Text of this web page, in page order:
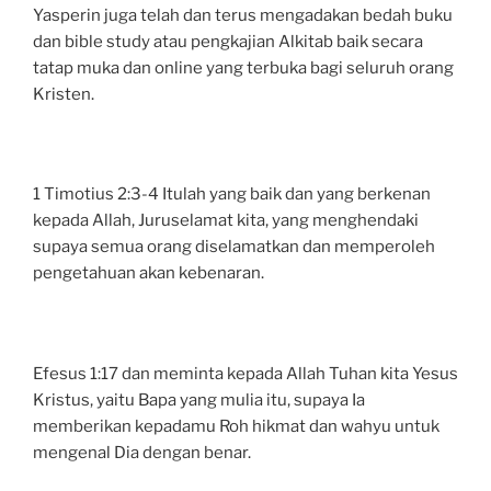
Yasperin juga telah dan terus mengadakan bedah buku
dan bible study atau pengkajian Alkitab baik secara
tatap muka dan online yang terbuka bagi seluruh orang
Kristen.
1 Timotius 2:3-4 Itulah yang baik dan yang berkenan
kepada Allah, Juruselamat kita, yang menghendaki
supaya semua orang diselamatkan dan memperoleh
pengetahuan akan kebenaran.
Efesus 1:17 dan meminta kepada Allah Tuhan kita Yesus
Kristus, yaitu Bapa yang mulia itu, supaya Ia
memberikan kepadamu Roh hikmat dan wahyu untuk
mengenal Dia dengan benar.